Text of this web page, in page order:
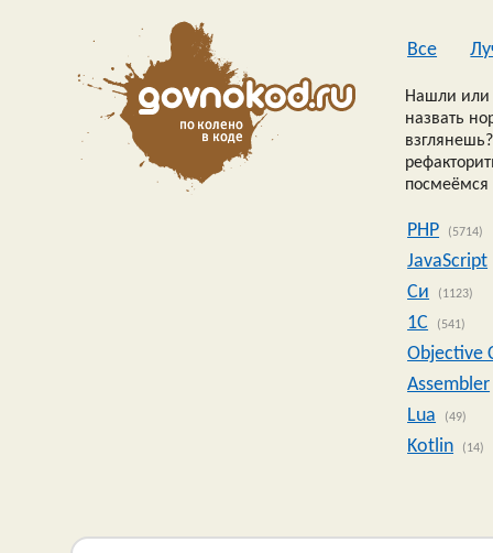
Все
Нашли или
назвать
посмеёмся
PHP (5714)
JavaScript
Си
(1123)
1C (541)
Objective
Assembler
Lua
(49)
Kotlin (14)